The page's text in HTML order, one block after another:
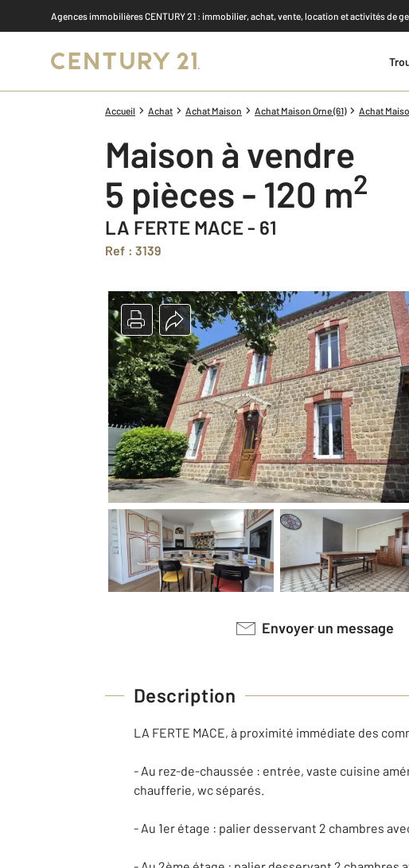
Agences immobilières CENTURY 21 : immobilier, achat, vente, location et activités de
Accueil Achat Achat Maison Achat Maison Orne (61) Achat
Maison à vendre
5 pièces - 120 m2
LA FERTE MACE - 61
Ref : 3139
Envoyer un message
Description
LA FERTE MACE, à proximité immédiate des
- Au rez-de-chaussée : entrée, vaste cuisine
chaufferie, wc séparés.
- Au 1er étage : palier desservant 2 chambres